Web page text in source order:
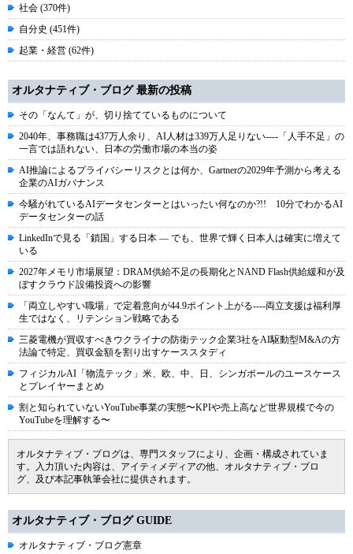
社会 (370件)
自分史 (451件)
起業・経営 (62件)
オルタナティブ・ブログ 最新の投稿
その「なんて」が、切り捨てているものについて
2040年、事務職は437万人余り、AI人材は339万人足りない----「人手不足」の
一言では語れない、日本の労働市場の本当の姿
AI推論によるプライバシーリスクとは何か、Gartnerの2029年予測から考える
企業のAIガバナンス
今騒がれているAIデータセンターとはいったい何なのか?!! 10分でわかるAI
データセンターの話
LinkedInで見る「鎖国」する日本 ― でも、世界で輝く日本人は確実に増えて
いる
2027年メモリ市場展望：DRAM供給不足の長期化とNAND Flash供給緩和が及
ぼすクラウド設備投資への影響
「両立しやすい職場」で定着意向が44.9ポイント上がる----両立支援は福利厚
生ではなく、リテンション戦略である
三菱電機が買収すべきウクライナの防衛テック企業3社をAI駆動型M&Aの方
法論で特定、買収金額を割り出すケーススタディ
フィジカルAI「物流テック」米、欧、中、日、シンガポールのユースケース
とプレイヤーまとめ
割と知られていないYouTube事業の実態〜KPIや売上高など世界規模で今の
YouTubeを理解する〜
オルタナティブ・ブログは、専門スタッフにより、企画・構成されていま
す。入力頂いた内容は、アイティメディアの他、オルタナティブ・ブロ
グ、及び本記事執筆会社に提供されます。
オルタナティブ・ブログ GUIDE
オルタナティブ・ブログ憲章